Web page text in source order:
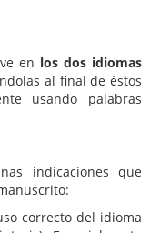
en los dos idiomas
al final de éstos
usando palabras
indicaciones que
correcto del idioma